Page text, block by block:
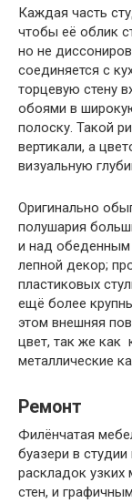
Каждая часть
чтобы её облик
но не
соединяется с
торцевую стену
обоями в
полоску. Такой
вертикали, а
визуальную
Оригинально
полушария
и над обеденным
лепной декор;
пластиковых
ещё более
этом внешняя
цвет, так же как
металлические
Ремонт
Филёнчатая
буазери в
раскладок
стен, и